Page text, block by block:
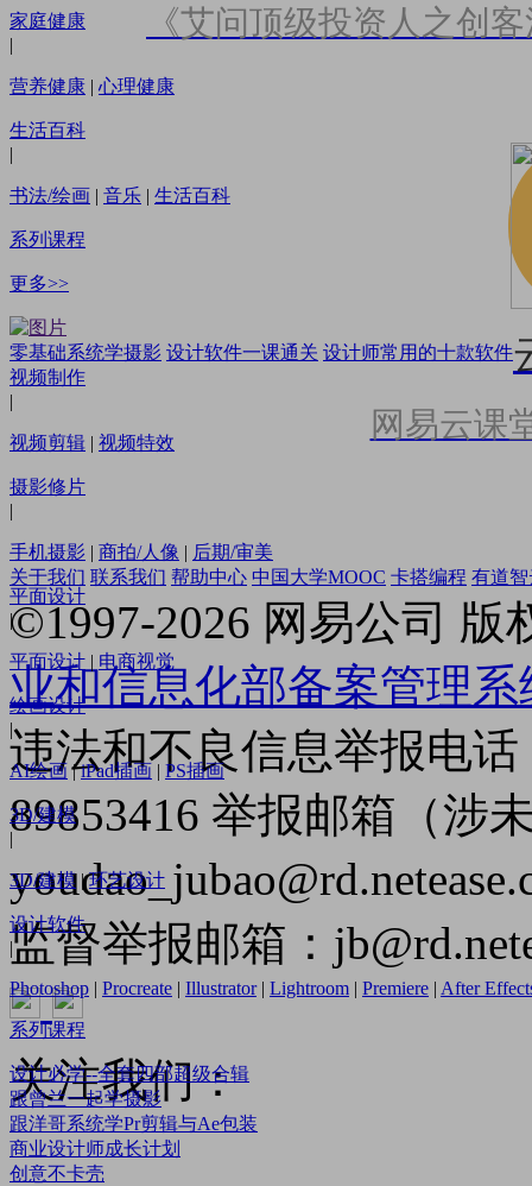
家庭健康
|
营养健康 | 心理健康
生活百科
|
书法/绘画 | 音乐 | 生活百科
系列课程
更多>>
零基础系统学摄影 设计软件一课通关 设计师常用的十款软件
视频制作
|
视频剪辑 | 视频特效
摄影修片
|
手机摄影 | 商拍/人像 | 后期/审美
平面设计
|
平面设计 | 电商视觉
绘画设计
|
AI绘画 | iPad插画 | PS插画
3D/建模
|
3D/建模 | 环艺设计
设计软件
|
Photoshop | Procreate | Illustrator | Lightroom | Premiere | After
系列课程
设计必学--全套四部超级合辑
跟曾兰一起学摄影
跟洋哥系统学Pr剪辑与Ae包装
商业设计师成长计划
创意不卡壳
《艾问顶级投资人之创
网易云课
关于我们 联系我们 帮助中心 中国大学MOOC 卡搭编程 有道智
©1997-2026 网易公司 版
业和信息化部备案管理系
违法和不良信息举报电
89853416 举报邮箱（涉
监督举报邮箱：
关注我们：